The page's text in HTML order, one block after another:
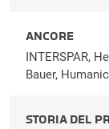
ANCORE
INTERSPAR,
Bauer,
STORIA DEL